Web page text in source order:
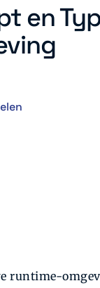
en
runtime-